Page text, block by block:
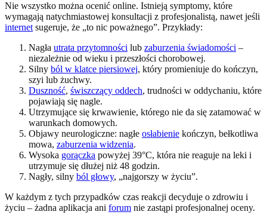
Nie wszystko można ocenić online. Istnieją symptomy, które
wymagają natychmiastowej konsultacji z profesjonalistą, nawet jeśli
internet sugeruje, że „to nic poważnego”. Przykłady:
Nagła utrata przytomności lub zaburzenia świadomości –
niezależnie od wieku i przeszłości chorobowej.
Silny ból w klatce piersiowej, który promieniuje do kończyn,
szyi lub żuchwy.
Duszność, świszczący oddech, trudności w oddychaniu, które
pojawiają się nagle.
Utrzymujące się krwawienie, którego nie da się zatamować w
warunkach domowych.
Objawy neurologiczne: nagłe osłabienie kończyn, bełkotliwa
mowa, zaburzenia widzenia.
Wysoka gorączka powyżej 39°C, która nie reaguje na leki i
utrzymuje się dłużej niż 48 godzin.
Nagły, silny ból głowy, „najgorszy w życiu”.
W każdym z tych przypadków czas reakcji decyduje o zdrowiu i
życiu – żadna aplikacja ani forum nie zastąpi profesjonalnej oceny.